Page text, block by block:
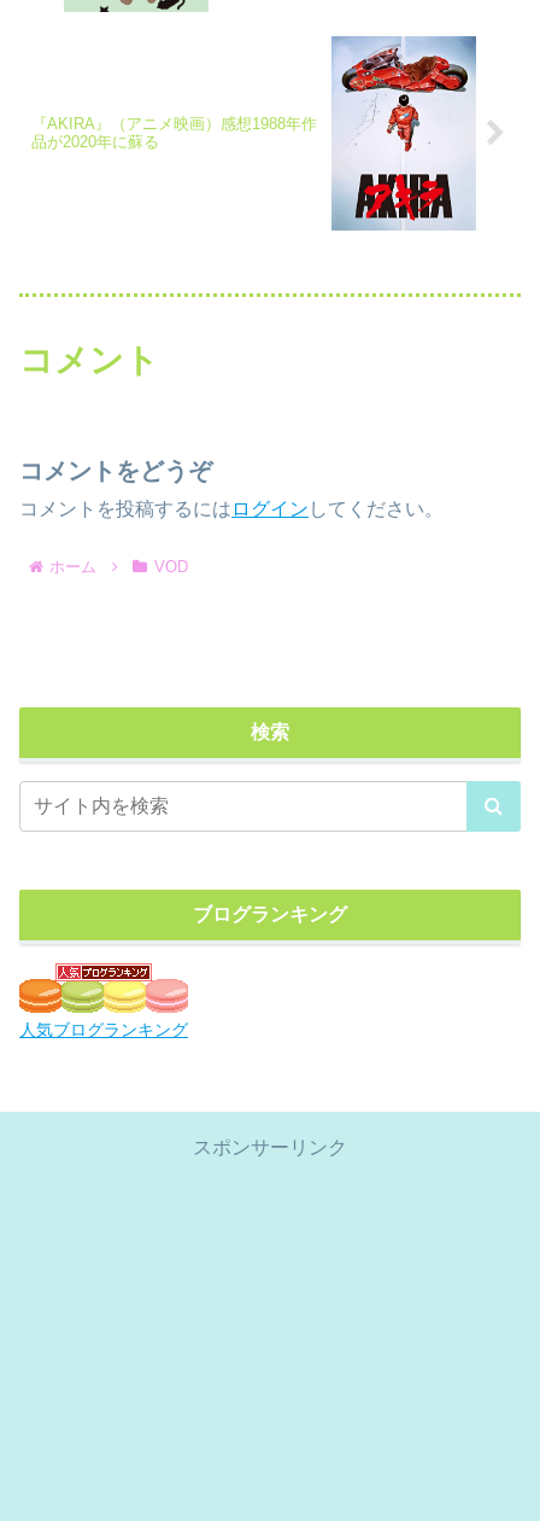
『AKIRA』（アニメ映画）感想1988年作
品が2020年に蘇る
コメント
コメントをどうぞ
コメントを投稿するには ログイン してください。
ホーム VOD
検索
ブログランキング
人気ブログランキング
スポンサーリンク